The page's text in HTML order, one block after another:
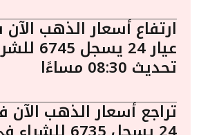
ارتفاع أسعار الذهب
عيار 24
تحديث 08:30 مساءًا
تراجع أسعار الذهب